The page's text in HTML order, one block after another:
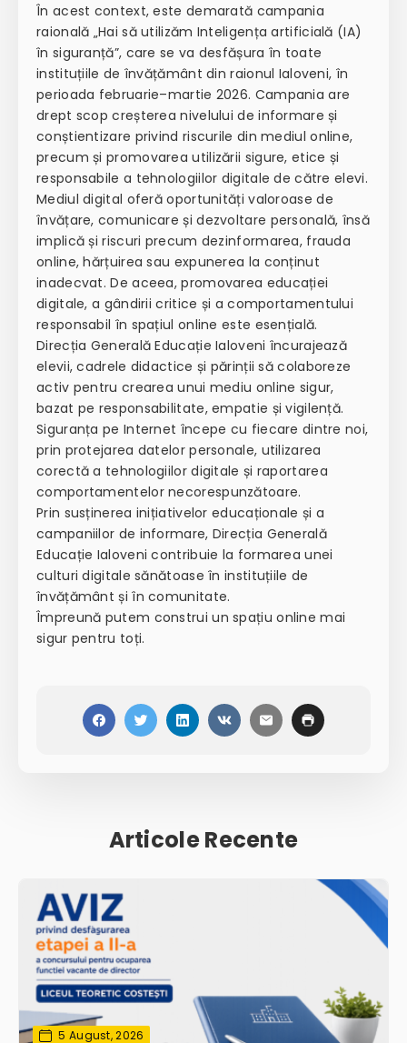
În acest context, este demarată campania
raională „Hai să utilizăm Inteligența artificială (IA)
în siguranță”, care se va desfășura în toate
instituțiile de învățământ din raionul Ialoveni, în
perioada februarie–martie 2026. Campania are
drept scop creșterea nivelului de informare și
conștientizare privind riscurile din mediul online,
precum și promovarea utilizării sigure, etice și
responsabile a tehnologiilor digitale de către elevi.
Mediul digital oferă oportunități valoroase de
învățare, comunicare și dezvoltare personală, însă
implică și riscuri precum dezinformarea, frauda
online, hărțuirea sau expunerea la conținut
inadecvat. De aceea, promovarea educației
digitale, a gândirii critice și a comportamentului
responsabil în spațiul online este esențială.
Direcția Generală Educație Ialoveni încurajează
elevii, cadrele didactice și părinții să colaboreze
activ pentru crearea unui mediu online sigur,
bazat pe responsabilitate, empatie și vigilență.
Siguranța pe Internet începe cu fiecare dintre noi,
prin protejarea datelor personale, utilizarea
corectă a tehnologiilor digitale și raportarea
comportamentelor necorespunzătoare.
Prin susținerea inițiativelor educaționale și a
campaniilor de informare, Direcția Generală
Educație Ialoveni contribuie la formarea unei
culturi digitale sănătoase în instituțiile de
învățământ și în comunitate.
Împreună putem construi un spațiu online mai
sigur pentru toți.
Articole Recente
5 August, 2026